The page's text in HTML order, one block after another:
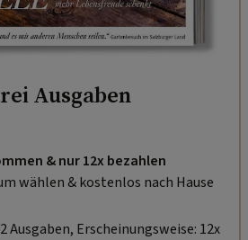
Ausgaben
& nur 12x bezahlen
wählen & kostenlos nach Hause
Ausgaben, Erscheinungsweise: 12x